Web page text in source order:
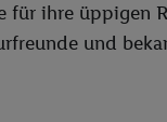
für ihre üppigen
und